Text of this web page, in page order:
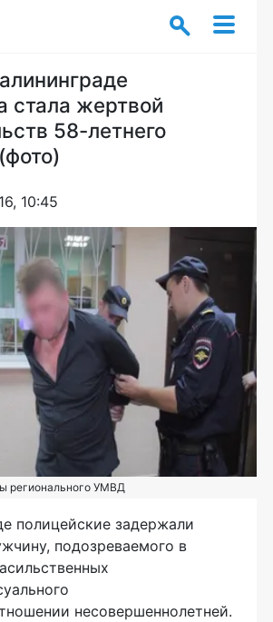
стала жертвой
58-летнего
10:45
регионального УМВД
полицейские задержали
подозреваемого в
несовершеннолетней.